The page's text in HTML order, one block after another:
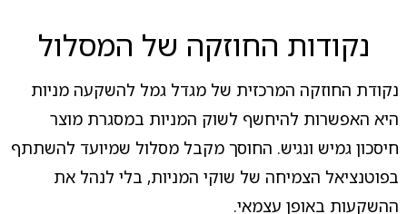
נקודות החוזקה של המסלול
נקודת החוזקה המרכזית של מגדל גמל להשקעה מניות
היא האפשרות להיחשף לשוק המניות במסגרת מוצר
חיסכון גמיש ונגיש. החוסך מקבל מסלול שמיועד להשתתף
בפוטנציאל הצמיחה של שוקי המניות, בלי לנהל את
ההשקעות באופן עצמאי.